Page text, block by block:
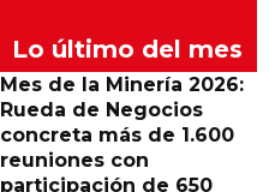
Lo último del mes
Mes de la Minería 2026:
Rueda de Negocios
concreta más de 1.600
reuniones con
participación de 650